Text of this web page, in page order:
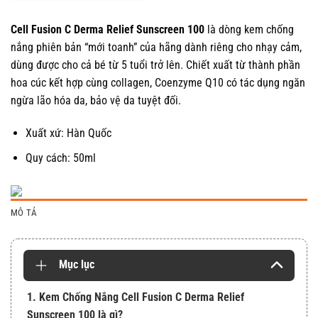
giá
Cell Fusion C Derma Relief Sunscreen 100 là dòng kem chống
nắng phiên bản “mới toanh” của hãng dành riêng cho nhạy cảm,
dùng được cho cả bé từ 5 tuổi trở lên. Chiết xuất từ thành phần
hoa cúc kết hợp cùng collagen, Coenzyme Q10 có tác dụng ngăn
ngừa lão hóa da, bảo vệ da tuyệt đối.
Xuất xứ: Hàn Quốc
Quy cách: 50ml
MÔ TẢ
Mục lục
1. Kem Chống Nắng Cell Fusion C Derma Relief
Sunscreen 100 là gì?